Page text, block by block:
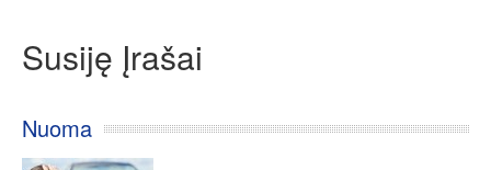
Susiję Įrašai
Nuoma